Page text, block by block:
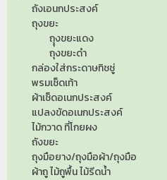
ถังเอนกประสงค์
ถุงขยะ
ถุุงขยะแดง
ถุงขยะดำ
กล่องใส่กระดาษทิชชู่
พรมเช็ดเท้า
ผ้าเช็ดอเนกประสงค์
แปลงขัดอเนกประสงค์
ไม้กวาด ที่โกยผง
ถังขยะ
ถุงมือยาง/ถุงมือผ้า/ถุงมือ
ผ้าถู ไม้ถูพื้น ไม้รีดน้ำ